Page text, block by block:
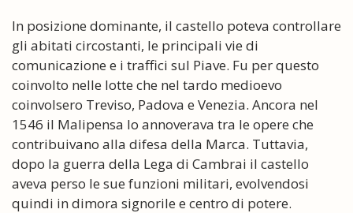
In posizione dominante, il castello poteva controllare
gli abitati circostanti, le principali vie di
comunicazione e i traffici sul Piave. Fu per questo
coinvolto nelle lotte che nel tardo medioevo
coinvolsero Treviso, Padova e Venezia. Ancora nel
1546 il Malipensa lo annoverava tra le opere che
contribuivano alla difesa della Marca. Tuttavia,
dopo la guerra della Lega di Cambrai il castello
aveva perso le sue funzioni militari, evolvendosi
quindi in dimora signorile e centro di potere.